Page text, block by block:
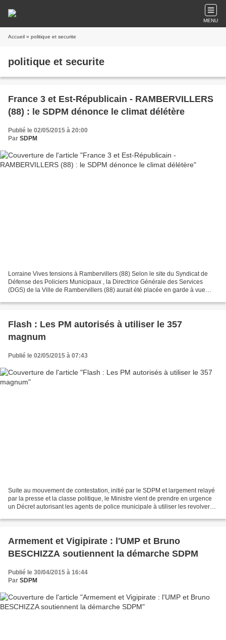
MENU
Accueil » politique et securite
politique et securite
France 3 et Est-Républicain - RAMBERVILLERS
(88) : le SDPM dénonce le climat délétère
Publié le 02/05/2015 à 20:00
Par SDPM
Lorraine Vives tensions à Rambervillers (88) Selon le site du Syndicat de
Défense des Policiers Municipaux , la Directrice Générale des Services
(DGS) de la Ville de Rambervillers (88) aurait été placée en garde à vue
Flash : Les PM autorisés à utiliser le 357
magnum
Publié le 02/05/2015 à 07:43
Suite au mouvement de contestation, initié par le SDPM et largement relayé
par la presse et la classe politique, le Ministre vient de prendre en urgence
un Décret autorisant les agents de police municipale à utiliser les revolvers
Armement et Vigipirate : l'UMP et Bruno
BESCHIZZA soutiennent la démarche SDPM
Publié le 30/04/2015 à 16:44
Par SDPM